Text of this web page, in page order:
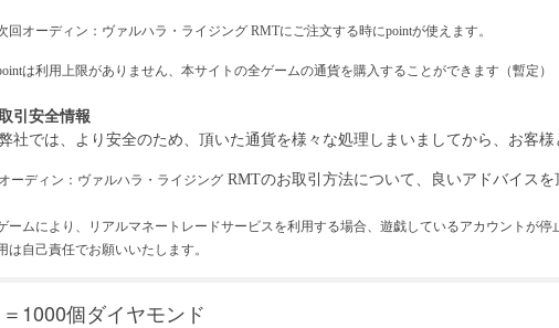
回 オーディン：ヴァルハラ・ライジング RMTにご注文する時にpointが使えます。
は利用上限がありません、本サイトの全ゲームの通貨を購入することができます（暫定）
引安全情報
社では、より安全のため、頂いた通貨を様々な処理しまいましてから、お客様
オーディン：ヴァルハラ・ライジング RMTのお取引方法について、良いアドバイス
ームにより、リアルマネートレードサービスを利用する場合、遊戯しているアカウントが
は自己責任でお願いいたします。
1000個ダイヤモンド